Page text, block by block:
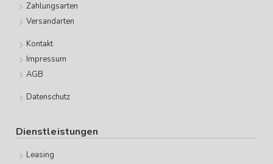
Zahlungsarten
Versandarten
Kontakt
Impressum
AGB
Datenschutz
Dienstleistungen
Leasing